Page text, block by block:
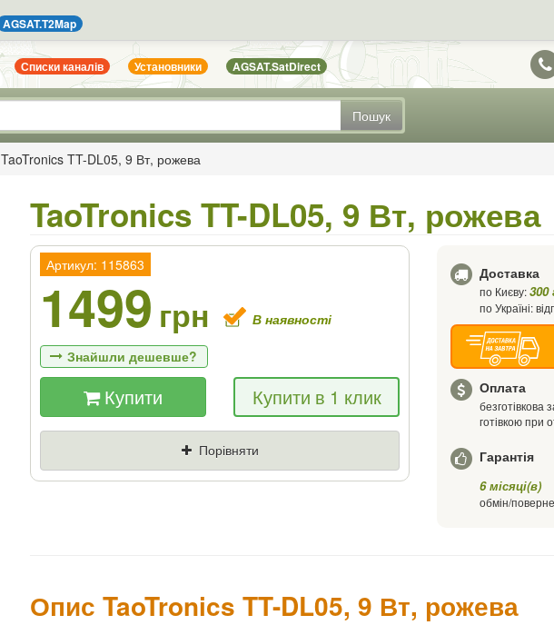
AGSAT.T2Map
Списки каналів Установники AGSAT.SatDirect
Пошук
TaoTronics TT-DL05, 9 Вт, рожева
TaoTronics TT-DL05, 9 Вт, рожева
Артикул: 115863
1499 грн В наявності
Знайшли дешевше?
Якщо Ви знайдете товар дешевше - ми
знизимо ціну і подаруємо % від різниці
Ціна
Де знайшли (Url
Купити Купити в 1 клик
Порівняти
Доставка
по Києву:300
по Україні:
Оплата
безготівкова
готівкою при
Гарантія
6 місяці(в)
обмін/
Опис TaoTronics TT-DL05, 9 Вт, рожева